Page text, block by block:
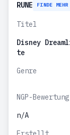
RUNE FINDE
Titel
Disney
te
Genre
NGP-Bewertung
n/A